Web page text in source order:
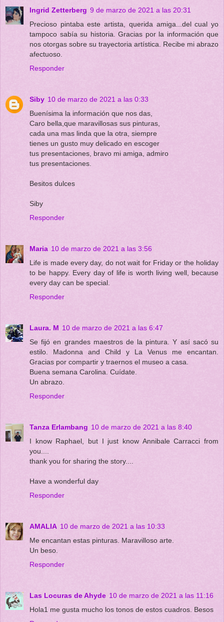
Ingrid Zetterberg 9 de marzo de 2021 a las 20:31
Precioso pintaba este artista, querida amiga...del cual yo
tampoco sabía su historia. Gracias por la información que
nos otorgas sobre su trayectoria artística. Recibe mi abrazo
afectuoso.
Responder
Siby 10 de marzo de 2021 a las 0:33
Buenísima la información que nos das,
Caro bella,que maravillosas sus pinturas,
cada una mas linda que la otra, siempre
tienes un gusto muy delicado en escoger
tus presentaciones, bravo mi amiga, admiro
tus presentaciones.
Besitos dulces
Siby
Responder
Maria 10 de marzo de 2021 a las 3:56
Life is made every day, do not wait for Friday or the holiday
to be happy. Every day of life is worth living well, because
every day can be special.
Responder
Laura. M 10 de marzo de 2021 a las 6:47
Se fijó en grandes maestros de la pintura. Y así sacó su
estilo. Madonna and Child y La Venus me encantan.
Gracias por compartir y traernos el museo a casa.
Buena semana Carolina. Cuídate.
Un abrazo.
Responder
Tanza Erlambang 10 de marzo de 2021 a las 8:40
I know Raphael, but I just know Annibale Carracci from
you....
thank you for sharing the story....
Have a wonderful day
Responder
AMALIA 10 de marzo de 2021 a las 10:33
Me encantan estas pinturas. Maravilloso arte.
Un beso.
Responder
Las Locuras de Ahyde 10 de marzo de 2021 a las 11:16
Hola1 me gusta mucho los tonos de estos cuadros. Besos